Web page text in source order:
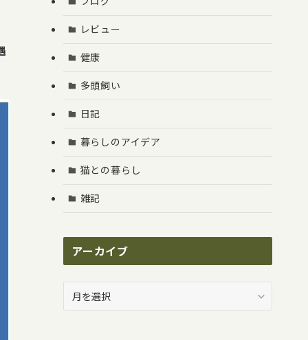
レビュー
健康
多頭飼い
日記
暮らしのアイデア
猫との暮らし
雑記
アーカイブ
ー